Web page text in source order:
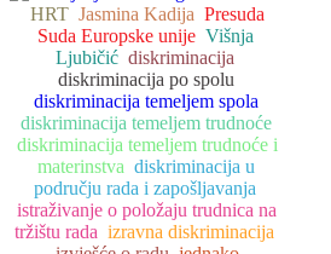
HRT Jasmina Kadija Presuda
Suda Europske unije Višnja
Ljubičić diskriminacija
diskriminacija po spolu
diskriminacija temeljem spola
diskriminacija temeljem trudnoće
diskriminacija temeljem trudnoće i
materinstva diskriminacija u
području rada i zapošljavanja
istraživanje o položaju trudnica na
tržištu rada izravna diskriminacija